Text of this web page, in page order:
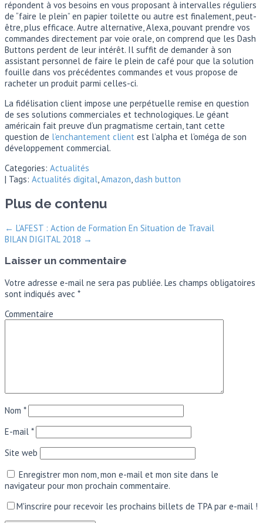
répondent à vos besoins en vous proposant à intervalles réguliers
de “faire le plein” en papier toilette ou autre est finalement, peut-
être, plus efficace. Autre alternative, Alexa, pouvant prendre vos
commandes directement par voie orale, on comprend que les Dash
Buttons perdent de leur intérêt. Il suffit de demander à son
assistant personnel de faire le plein de café pour que la solution
fouille dans vos précédentes commandes et vous propose de
racheter un produit parmi celles-ci.
La fidélisation client impose une perpétuelle remise en question
de ses solutions commerciales et technologiques. Le géant
américain fait preuve d’un pragmatisme certain, tant cette
question de l’enchantement client est l’alpha et l’oméga de son
développement commercial.
Categories: Actualités
| Tags: Actualités digital,Amazon,dash button
Plus de contenu
← L’AFEST : Action de Formation En Situation de Travail
BILAN DIGITAL 2018 →
Laisser un commentaire
Votre adresse e-mail ne sera pas publiée. Les champs obligatoires
sont indiqués avec *
Commentaire
Nom *
E-mail *
Site web
Enregistrer mon nom, mon e-mail et mon site dans le
navigateur pour mon prochain commentaire.
M'inscrire pour recevoir les prochains billets de TPA par e-mail !